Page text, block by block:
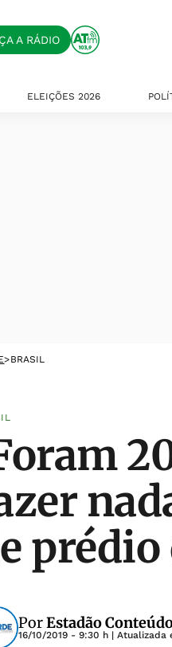
A RÁDIO
ELEIÇÕES 2026
>BRASIL
PorEstadão
16/10/2019 - 9:30 h | Atualizada